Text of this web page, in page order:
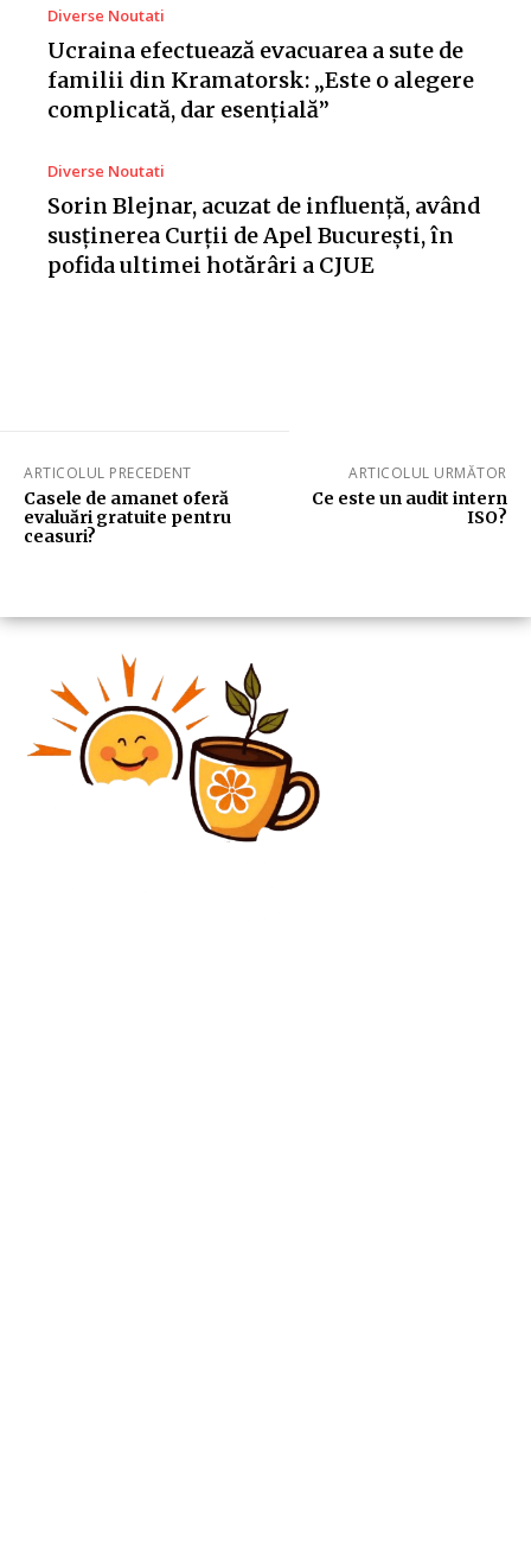
Diverse Noutati
Ucraina efectuează evacuarea a sute de
familii din Kramatorsk: „Este o alegere
complicată, dar esențială”
Diverse Noutati
Sorin Blejnar, acuzat de influență, având
susținerea Curții de Apel București, în
pofida ultimei hotărâri a CJUE
ARTICOLUL PRECEDENT
Casele de amanet oferă
evaluări gratuite pentru
ceasuri?
ARTICOLUL URMĂTOR
Ce este un audit intern
ISO?